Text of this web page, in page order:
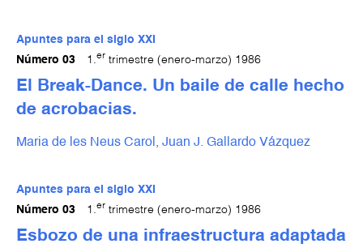
Apuntes para el siglo XXI
Número 03
1. er trimestre (enero-marzo) 1986
El Break-Dance. Un baile de calle hecho
de acrobacias.
Maria de les Neus Carol, Juan J. Gallardo Vázquez
Apuntes para el siglo XXI
Número 03
1. er trimestre (enero-marzo) 1986
Esbozo de una infraestructura adaptada